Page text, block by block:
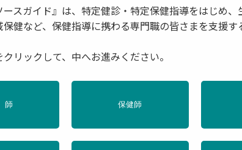
本産業保健師会
新任期産業保健師養成研修」【後期】
新任期産業保健師養成研修」【前期】
ースガイド』は、特定健診・特定保健指導をはじめ、
保健など、保健指導に携わる専門職の皆さまを支援す
リックして、中へお進みください。
師 保健師